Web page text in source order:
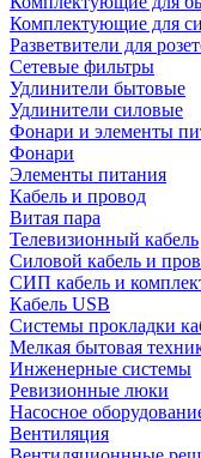
Комплектующие для
Разветвители для
Сетевые фильтры
Удлинители бытовые
Удлинители силовые
Фонари и элементы
Фонари
Элементы питания
Кабель и провод
Витая пара
Телевизионный кабель
Силовой кабель и
СИП кабель и
Кабель USB
Системы прокладки
Мелкая бытовая
Инженерные системы
Ревизионные люки
Насосное
Вентиляция